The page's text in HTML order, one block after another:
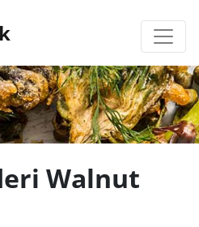
Walnut